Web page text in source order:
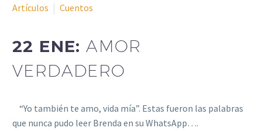
Artículos
Cuentos
22 ENE:AMOR
VERDADERO
“Yo también te amo, vida mía”. Estas fueron las palabras
que nunca pudo leer Brenda en su WhatsApp….